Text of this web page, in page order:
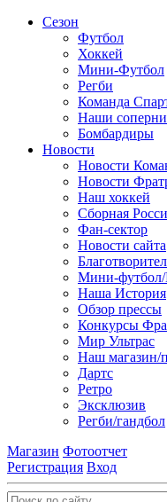
Сезон
Футбол
Хоккей
Мини-Футбол
Регби
Команда
Наши
Бомбардиры
Новости
Новости
Новости
Наш хоккей
Сборная
Фан-cектор
Новости сайта
Мини-
Наша История
Обзор прессы
Конкурсы
Мир Ультрас
Наш магазин/
Дартс
Ретро
Эксклюзив
Регби/гандбол
Магазин Фотоотчет
Регистрация Вход